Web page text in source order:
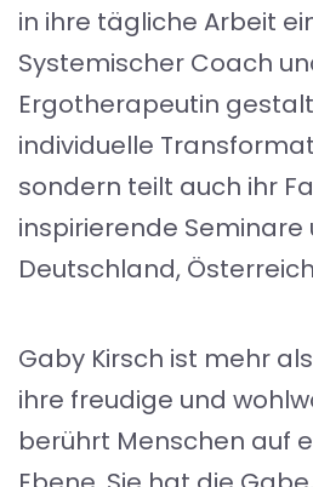
in ihre tägliche Arbeit
Systemischer Coach
Ergotherapeutin
individuelle
sondern teilt auch ihr
inspirierende
Deutschland,
Gaby Kirsch ist mehr
ihre freudige und
berührt Menschen auf